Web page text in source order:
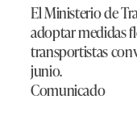
El Ministerio de
adoptar medidas
transportistas
junio.
Comunicado